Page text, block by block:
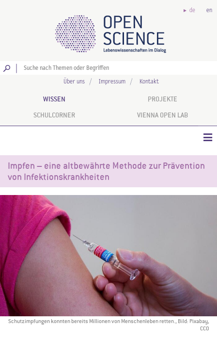
de en
Über uns Impressum Kontakt
WISSEN PROJEKTE
SCHULCORNER VIENNA OPEN LAB
Impfen – eine altbewährte Methode zur Prävention
von Infektionskrankheiten
Schutzimpfungen konnten bereits Millionen von Menschenleben retten., Bild: Pixabay,
CCO